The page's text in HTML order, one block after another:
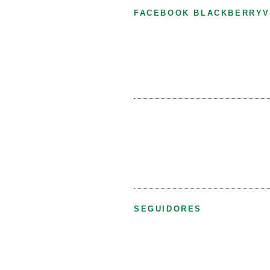
FACEBOOK
SEGUIDORES